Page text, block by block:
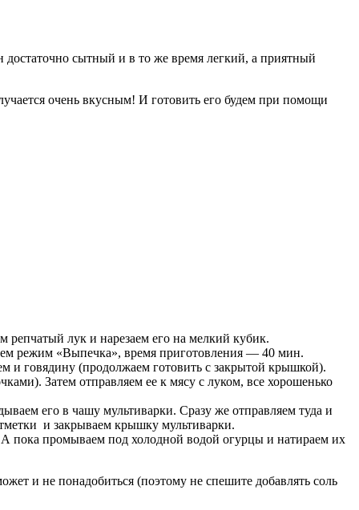
достаточно сытный и в то же время легкий, а приятный
очень вкусным! И готовить его будем при помощи
лук и нарезаем его на мелкий кубик.
режим «Выпечка», время приготовления — 40 мин.
и говядину (продолжаем готовить с закрытой крышкой).
Затем отправляем ее к мясу с луком, все хорошенько
его в чашу мультиварки. Сразу же отправляем туда и
и закрываем крышку мультиварки.
пока промываем под холодной водой огурцы и натираем их
и не понадобиться (поэтому не спешите добавлять соль